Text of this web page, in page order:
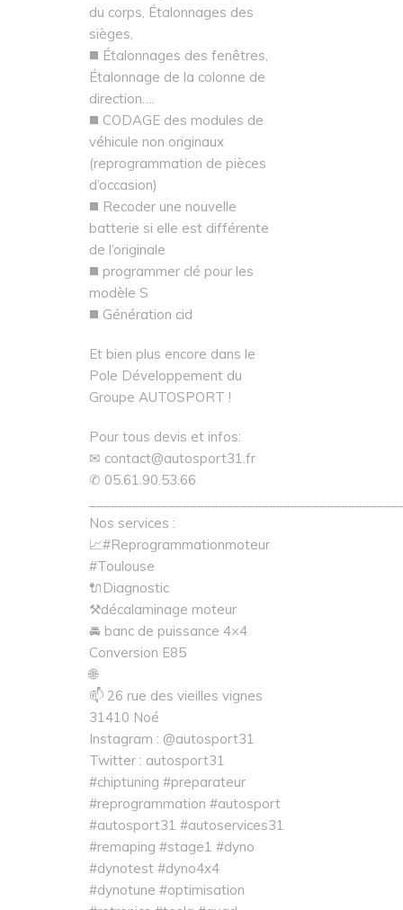
du corps, Étalonnages des
sièges,
◼️ Étalonnages des fenêtres,
Étalonnage de la colonne de
direction….
◼️ CODAGE des modules de
véhicule non originaux
(reprogrammation de pièces
d’occasion)
◼️ Recoder une nouvelle
batterie si elle est différente
de l’originale
◼️ programmer clé pour les
modèle S
◼️ Génération cid
Et bien plus encore dans le
Pole Développement du
Groupe AUTOSPORT !
Pour tous devis et infos:
✉ contact@autosport31.fr
✆ 05.61.90.53.66
Nos services :
📈#Reprogrammationmoteur
#Toulouse
🔌Diagnostic
⚒décalaminage moteur
🚘 banc de puissance 4×4
Conversion E85
🌐
📫 26 rue des vieilles vignes
31410 Noé
Instagram : @autosport31
Twitter : autosport31
#chiptuning #preparateur
#reprogrammation #autosport
#autosport31 #autoservices31
#remaping #stage1 #dyno
#dynotest #dyno4x4
#dynotune #optimisation